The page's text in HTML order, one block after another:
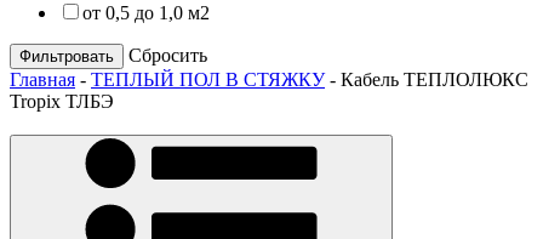
от 0,5 до 1,0 м2
Сбросить
Главная - ТЕПЛЫЙ ПОЛ В СТЯЖКУ - Кабель ТЕПЛОЛЮКС
Tropix ТЛБЭ